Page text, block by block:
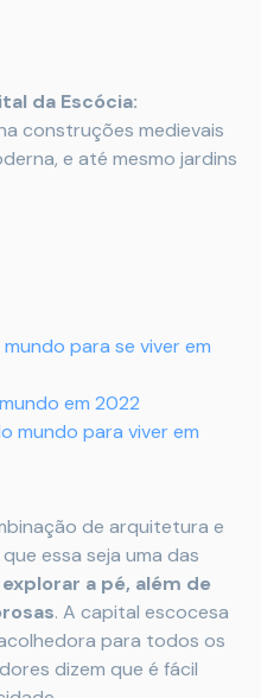
da Escócia:
construções medievais
e até mesmo jardins
para se viver em
em 2022
mundo para viver em
de arquitetura e
essa seja uma das
a pé, além de
. A capital escocesa
para todos os
dizem que é fácil